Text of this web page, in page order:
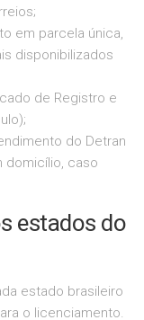
em parcela única,
disponibilizados
de Registro e
do Detran
domicílio, caso
estados do
estado brasileiro
o licenciamento.